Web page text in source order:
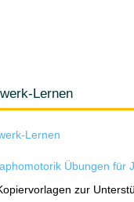
Lernen
Übungen für
zur